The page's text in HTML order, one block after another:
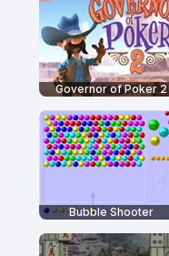
Governor of Poker 2
Bubble Shooter